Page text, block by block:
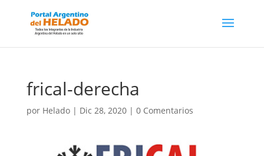
frical-derecha
por Helado| Dic 28, 2020| 0 Comentarios